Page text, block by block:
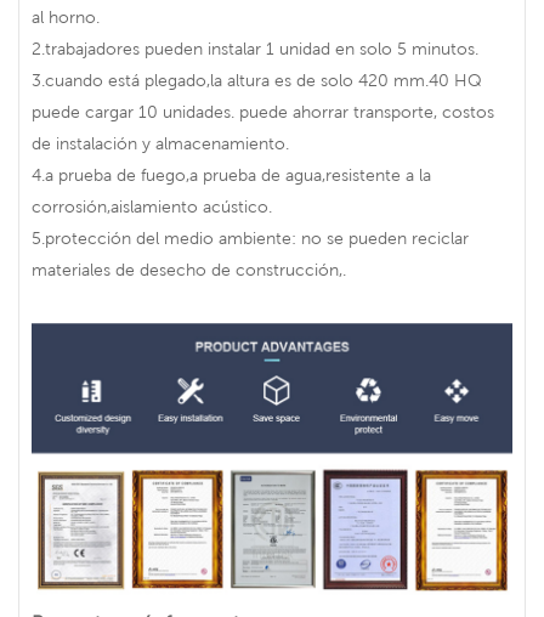
al horno.
2.trabajadores pueden instalar 1 unidad en solo 5 minutos.
3.cuando está plegado,la altura es de solo 420 mm.40 HQ
puede cargar 10 unidades. puede ahorrar transporte, costos
de instalación y almacenamiento.
4.a prueba de fuego,a prueba de agua,resistente a la
corrosión,aislamiento acústico.
5.protección del medio ambiente: no se pueden reciclar
materiales de desecho de construcción,.